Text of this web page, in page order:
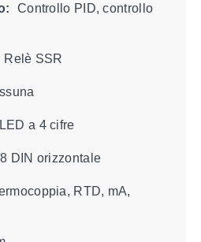
Controllo PID, controllo
Relè SSR
LED a 4 cifre
DIN orizzontale
RTD, mA,